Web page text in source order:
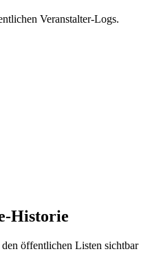
Veranstalter-Logs.
Historie
öffentlichen Listen sichtbar